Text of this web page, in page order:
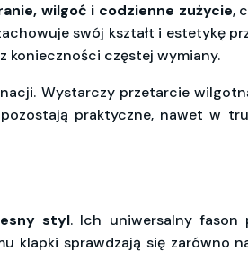
wilgoć i codzienne zużycie,
swój kształt i estetykę
konieczności częstej wymiany.
Wystarczy przetarcie
praktyczne, nawet w
styl. Ich uniwersalny fason
klapki sprawdzają się zarówno